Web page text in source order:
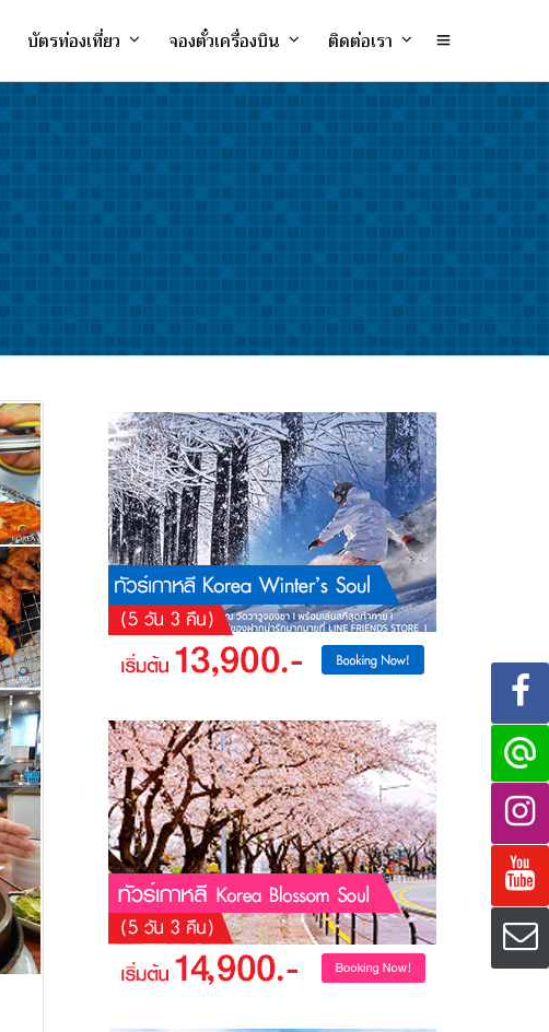
บัตรท่องเที่ยว จองตั๋วเครื่องบิน ติดต่อเรา